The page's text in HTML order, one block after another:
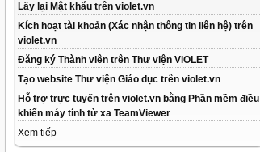
Lấy lại Mật khẩu trên violet.vn
Kích hoạt tài khoản (Xác nhận thông tin liên hệ) trên
violet.vn
Đăng ký Thành viên trên Thư viện ViOLET
Tạo website Thư viện Giáo dục trên violet.vn
Hỗ trợ trực tuyến trên violet.vn bằng Phần mềm điều
khiển máy tính từ xa TeamViewer
Xem tiếp